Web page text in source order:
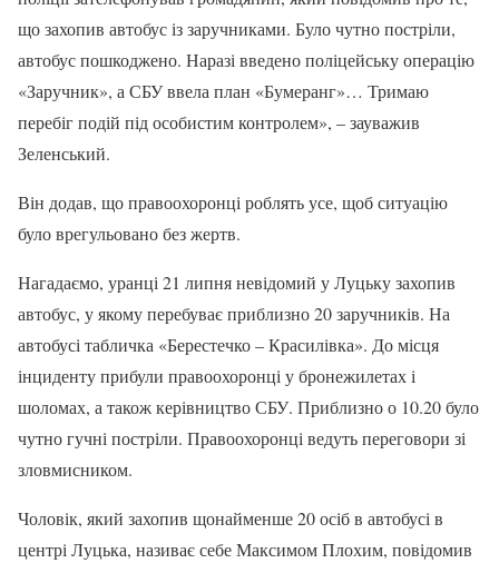
що захопив автобус із заручниками. Було чутно постріли,
автобус пошкоджено. Наразі введено поліцейську операцію
«Заручник», а СБУ ввела план «Бумеранг»… Тримаю
перебіг подій під особистим контролем», – зауважив
Зеленський.
Він додав, що правоохоронці роблять усе, щоб ситуацію
було врегульовано без жертв.
Нагадаємо, уранці 21 липня невідомий у Луцьку захопив
автобус, у якому перебуває приблизно 20 заручників. На
автобусі табличка «Берестечко – Красилівка». До місця
інциденту прибули правоохоронці у бронежилетах і
шоломах, а також керівництво СБУ. Приблизно о 10.20 було
чутно гучні постріли. Правоохоронці ведуть переговори зі
зловмисником.
Чоловік, який захопив щонайменше 20 осіб в автобусі в
центрі Луцька, називає себе Максимом Плохим, повідомив